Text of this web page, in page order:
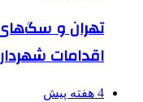
تهران و سگ‌های
اقدامات
4 هفته پیش